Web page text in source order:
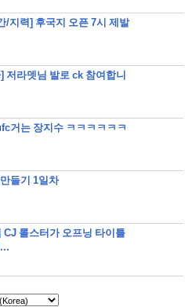
/지력] 후국지 오픈 7시 제발
저라뎃님 발로 ck 참여합니
거는 장지수 ㅋㅋㅋㅋㅋㅋ
들기 1일차
CJ 롤스터가 오프닝 타이틀